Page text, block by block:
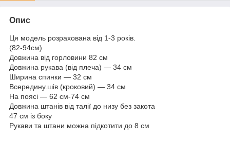
Опис
Ця модель розрахована від 1-3 років.
(82-94см)
Довжина від горловини 82 см
Довжина рукава (від плеча) — 34 см
Ширина спинки — 32 см
Всередину.шів (кроковий) — 34 см
На поясі — 62 см-74 см
Довжина штанів від талії до низу без закота
47 см із боку
Рукави та штани можна підкотити до 8 см